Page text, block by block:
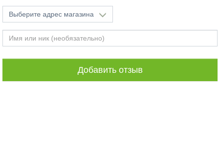
Выберите адрес магазина
Добавить отзыв